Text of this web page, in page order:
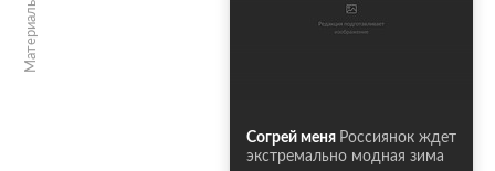
Согрей меня Россиянок ждет
экстремально модная зима